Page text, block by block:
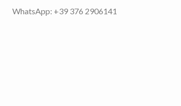
WhatsApp: +39 376 2906141